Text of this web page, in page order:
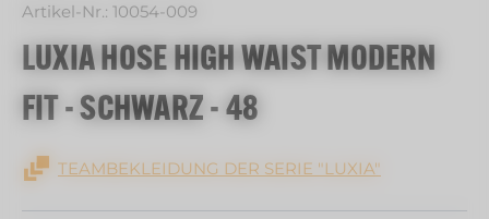
Artikel-Nr.: 10054-009
LUXIA HOSE HIGH WAIST MODERN
FIT - SCHWARZ - 48
TEAMBEKLEIDUNG DER SERIE "LUXIA"